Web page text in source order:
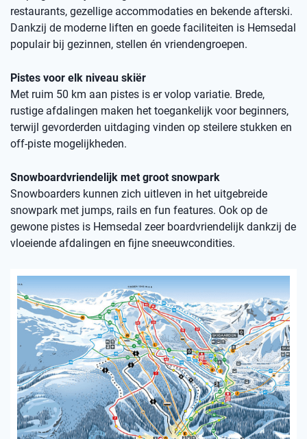
restaurants, gezellige accommodaties en bekende afterski.
Dankzij de moderne liften en goede faciliteiten is Hemsedal
populair bij gezinnen, stellen én vriendengroepen.
Pistes voor elk niveau skiër
Met ruim 50 km aan pistes is er volop variatie. Brede,
rustige afdalingen maken het toegankelijk voor beginners,
terwijl gevorderden uitdaging vinden op steilere stukken en
off-piste mogelijkheden.
Snowboardvriendelijk met groot snowpark
Snowboarders kunnen zich uitleven in het uitgebreide
snowpark met jumps, rails en fun features. Ook op de
gewone pistes is Hemsedal zeer boardvriendelijk dankzij de
vloeiende afdalingen en fijne sneeuwcondities.